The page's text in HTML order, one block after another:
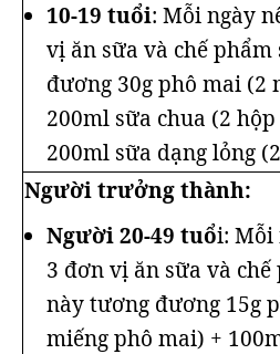
10-19 tuổi: Mỗi ngày
vị ăn sữa và chế phẩm
đương 30g phô mai (2
200ml sữa chua (2
200ml sữa dạng lỏng
Người trưởng thành:
Người 20-49 tuổi: Mỗi
3 đơn vị ăn sữa và
này tương đương 15g
miếng phô mai) +